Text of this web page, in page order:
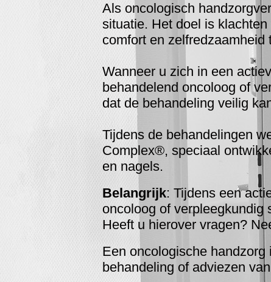
Als oncologisch
situatie. Het doel is
comfort en zelfredzaamheid
Wanneer u zich in een
behandelend oncoloog of
dat de behandeling veilig
Tijdens de behandelingen
Complex®, speciaal
en nagels.
Belangrijk: Tijdens een
oncoloog of verpleegkundig
Heeft u hierover vragen?
Een oncologische
behandeling of adviezen